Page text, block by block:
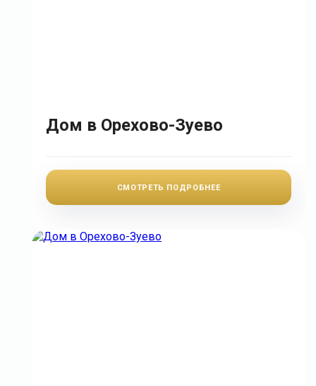
Дом в Орехово-Зуево
СМОТРЕТЬ ПОДРОБНЕЕ